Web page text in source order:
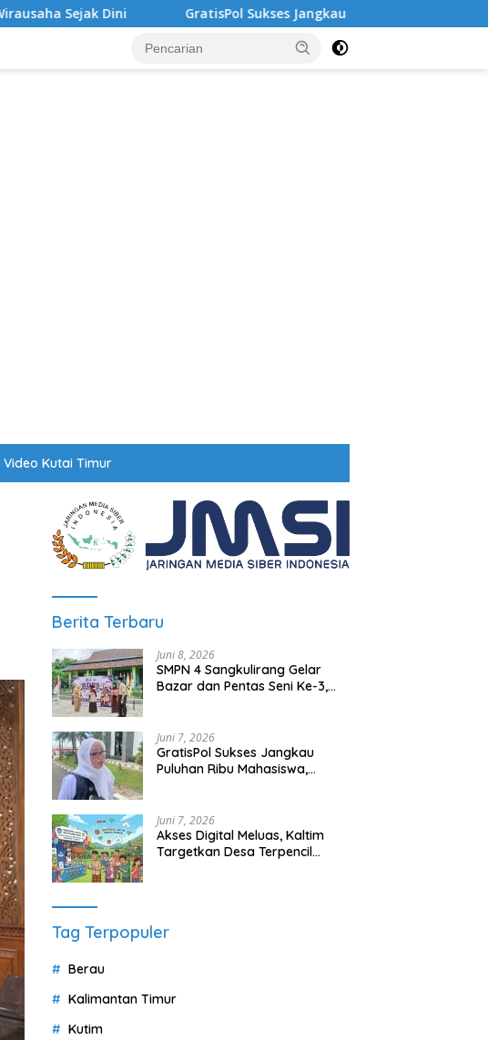
GratisPol Sukses Jangkau Puluhan Ribu Mahasiswa, Kampus
Video Kutai Timur
Berita Terbaru
Juni 8, 2026
SMPN 4 Sangkulirang Gelar
Bazar dan Pentas Seni Ke-3,
Juni 7, 2026
GratisPol Sukses Jangkau
Puluhan Ribu Mahasiswa,
Juni 7, 2026
Akses Digital Meluas, Kaltim
Targetkan Desa Terpencil
Tag Terpopuler
Berau
Kalimantan Timur
Kutim